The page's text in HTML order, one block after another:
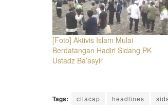
[Foto] Aktivis Islam Mulai
Berdatangan Hadiri Sidang PK
Ustadz Ba’asyir
Tags: cilacap headlines